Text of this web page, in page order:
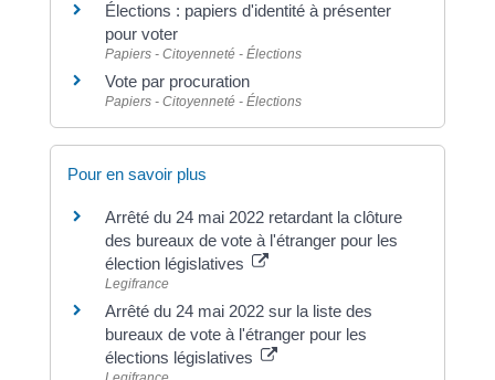
Élections : papiers d'identité à présenter
pour voter
Papiers - Citoyenneté - Élections
Vote par procuration
Papiers - Citoyenneté - Élections
Pour en savoir plus
Arrêté du 24 mai 2022 retardant la clôture
des bureaux de vote à l'étranger pour les
élection législatives
Legifrance
Arrêté du 24 mai 2022 sur la liste des
bureaux de vote à l'étranger pour les
élections législatives